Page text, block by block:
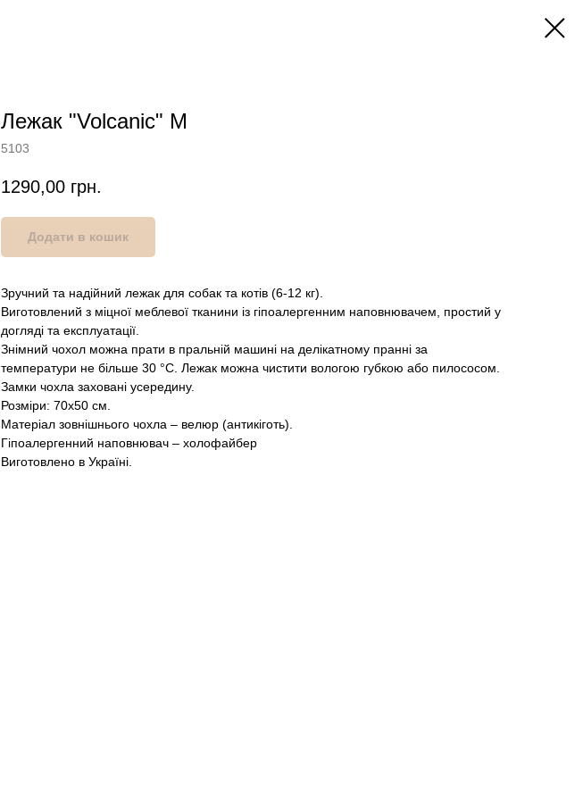
Лежак "Volcanic​" М
5103
1290,00 грн.
Додати в кошик
Зручний та надійний лежак для собак та котів (6-12 кг).
Виготовлений з міцної меблевої тканини із гіпоалергенним наповнювачем, простий у
догляді та експлуатації.
Знімний чохол можна прати в пральній машині на делікатному пранні за
температури не більше 30 °С. Лежак можна чистити вологою губкою або пилососом.
Замки чохла заховані усередину.
Розміри: 70х50 см.
Матеріал зовнішнього чохла – велюр (антикіготь).
Гіпоалергенний наповнювач – холофайбер
Виготовлено в Україні.